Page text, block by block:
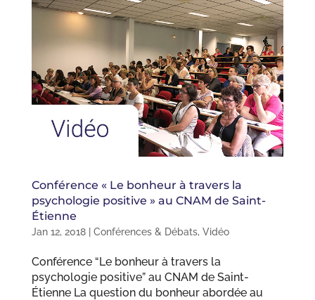
Conférence « Le bonheur à travers la
psychologie positive » au CNAM de Saint-
Étienne
Jan 12, 2018| Conférences & Débats, Vidéo
Conférence “Le bonheur à travers la
psychologie positive” au CNAM de Saint-
Étienne La question du bonheur abordée au